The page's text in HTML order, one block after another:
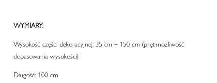
WYMIARY:
Wysokość części dekoracyjnej: 35 cm + 150 cm (pręt-możliwość
dopasowania wysokości)
Długość: 100 cm